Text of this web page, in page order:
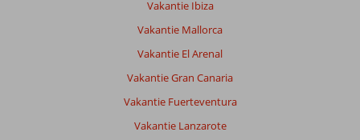
Vakantie Ibiza
Vakantie Mallorca
Vakantie El Arenal
Vakantie Gran Canaria
Vakantie Fuerteventura
Vakantie Lanzarote